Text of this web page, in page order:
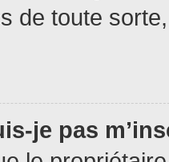
de toute
je pas